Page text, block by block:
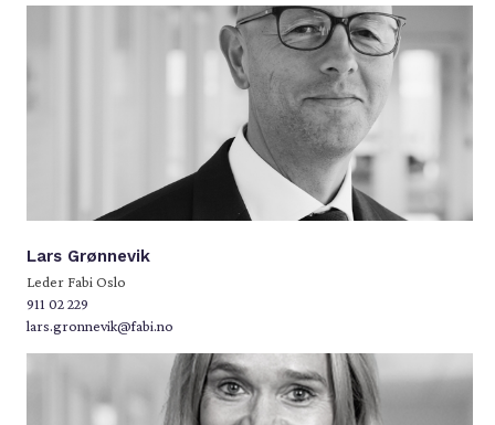
Lars Grønnevik
Leder Fabi Oslo
911 02 229
lars.gronnevik@fabi.no